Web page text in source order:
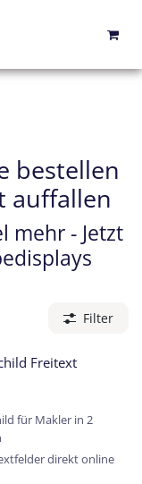
bestellen
auffallen
mehr - Jetzt
Filter
Freitext
für Makler in 2
direkt online